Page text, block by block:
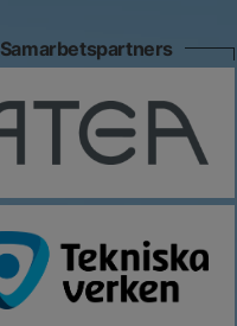
Samarbetspartners